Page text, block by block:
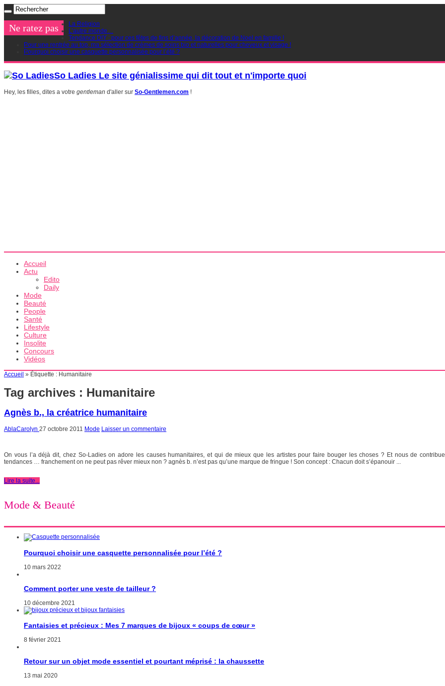
Ne ratez pas
La Religion
L’autre monde…
Tendance DIY : pour ces fêtes de fins d’année, la décoration de Noel en famille !
Pour une rentrée au top, ma sélection de crèmes de soins bio et naturelles pour cheveux et visage !
Pourquoi choisir une casquette personnalisée pour l’été ?
So Ladies Le site génialissime qui dit tout et n'importe quoi
Hey, les filles, dites a votre gentleman d'aller sur So-Gentlemen.com !
Accueil
Actu
Edito
Daily
Mode
Beauté
People
Santé
Lifestyle
Culture
Insolite
Concours
Vidéos
Accueil » Étiquette : Humanitaire
Tag archives : Humanitaire
Agnès b., la créatrice humanitaire
AblaCarolyn 27 octobre 2011 Mode Laisser un commentaire
On vous l’a déjà dit, chez So-Ladies on adore les causes humanitaires, et qui de mieux que les artistes pour faire bouger les choses ? Et nous de
tendances … franchement on ne peut pas rêver mieux non ? agnès b. n’est pas qu’une marque de fringue ! Son concept : Chacun doit s’épanouir ...
Lire la suite...
Mode & Beauté
Pourquoi choisir une casquette personnalisée pour l’été ?
10 mars 2022
Comment porter une veste de tailleur ?
10 décembre 2021
Fantaisies et précieux : Mes 7 marques de bijoux « coups de cœur »
8 février 2021
Retour sur un objet mode essentiel et pourtant méprisé : la chaussette
13 mai 2020